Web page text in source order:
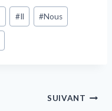
#Il #Nous
SUIVANT